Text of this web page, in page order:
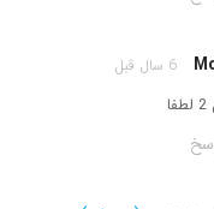
6 سال قبل